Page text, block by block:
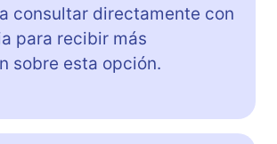
consultar directamente con
para recibir más
sobre esta opción.